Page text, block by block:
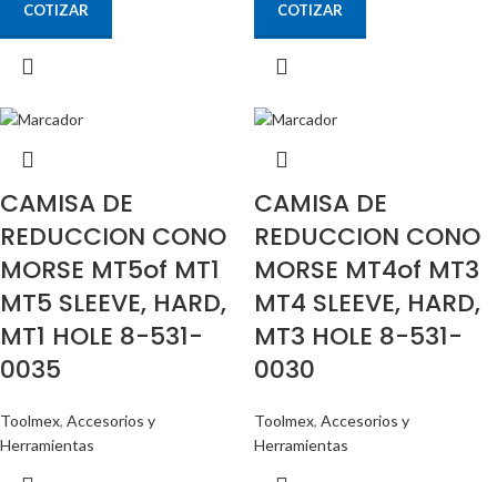
COTIZAR COTIZAR
CAMISA DE
REDUCCION CONO
MORSE MT5of MT1
MT5 SLEEVE, HARD,
MT1 HOLE 8-531-
0035
Toolmex, Accesorios y
Herramientas
CAMISA DE
REDUCCION CONO
MORSE MT4of MT3
MT4 SLEEVE, HARD,
MT3 HOLE 8-531-
0030
Toolmex, Accesorios y
Herramientas